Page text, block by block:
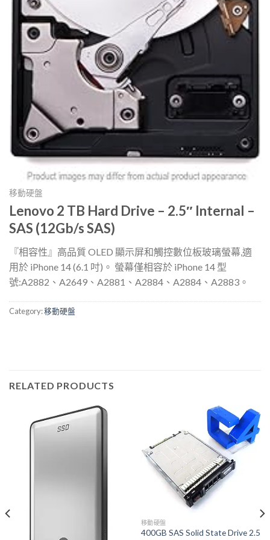
移動硬盤
Lenovo 2 TB Hard Drive – 2.5″ Internal –
SAS (12Gb/s SAS)
『相容性』高品質 OLED 顯示屏和觸控數位板玻璃螢幕,適
用於 iPhone 14 (6.1 吋)。 螢幕僅相容於 iPhone 14 型
號:A2882、A2649、A2881、A2884、A2884、A2883。
Category:移動硬盤
RELATED PRODUCTS
移動硬盤
400GB SAS Solid State Drive 2.5